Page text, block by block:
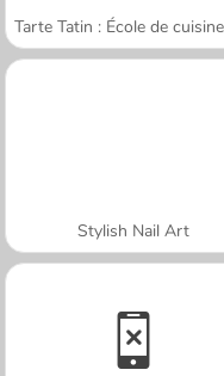
Stylish Nail Art